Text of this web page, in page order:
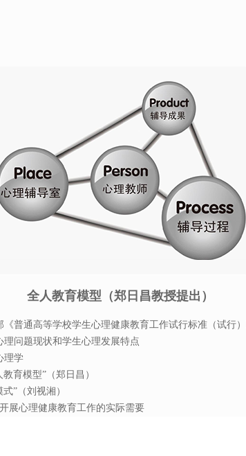
全人教育模型（郑日昌教授提出）
《普通高等学校学生心理健康教育工作试行标准（试行）
理问题现状和学生心理发展特点
理学
教育模型”（郑日昌）
式”（刘视湘）
展心理健康教育工作的实际需要